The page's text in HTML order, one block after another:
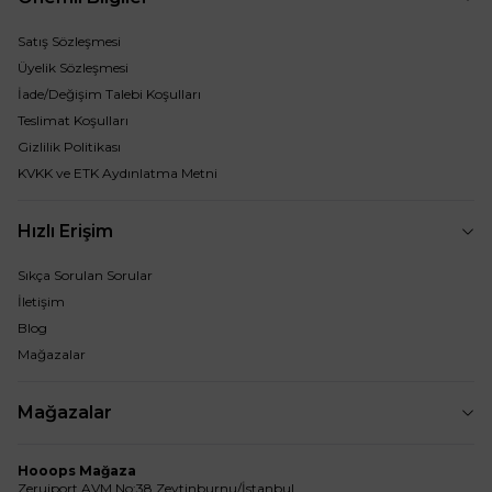
Satış Sözleşmesi
Üyelik Sözleşmesi
İade/Değişim Talebi Koşulları
Teslimat Koşulları
Gizlilik Politikası
KVKK ve ETK Aydınlatma Metni
Hızlı Erişim
Sıkça Sorulan Sorular
İletişim
Blog
Mağazalar
Mağazalar
Hooops Mağaza
Zerujport AVM No:38 Zeytinburnu/İstanbul